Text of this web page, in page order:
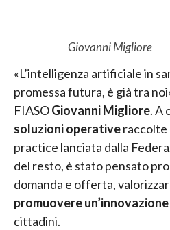
Giovanni Migliore
«L’intelligenza artificiale in
promessa futura, è già tra
FIASOGiovanni Migliore. A
soluzioni operativeraccolte
practice lanciata dalla
del resto, è stato pensato
domanda e offerta,
promuovere
cittadini.